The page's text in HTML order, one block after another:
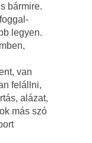
bármire.
legyen.
van
felállni,
alázat,
más szó